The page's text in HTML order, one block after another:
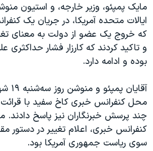
تریبونال مردمی آبان ۹۸
دادگاه حمید نوری
چهل سال گروگان‌گیری
اعتراضات مردمی آبان ۹۸
اسرائیل در جنگ
نرگس محمدی برنده جایزه نوبل صلح
همایش محافظه‌کاران آمریکا «سی‌پک»
مایک پمپئو، وزیر خارجه، و استیون
ایالات متحده آمریکا، در جریان یک
که خروج یک عضو از دولت به معنای
و تاکید کردند که کارزار فشار حداکثری
بوده و ادامه دارد.
محل کنفرانس خبری کاخ سفید با قرائت
چند پرسش خبرنگاران نیز پاسخ
کنفرانس خبری، اعلام تغییر در دستور
سوی ریاست جمهوری آمریکا بود.